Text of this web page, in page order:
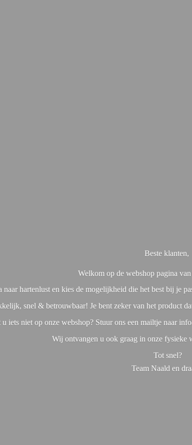
Beste klanten,
Welkom op de webshop pagina
naar hartenlust en kies de mogelijkheid die het best bij je
snel & betrouwbaar! Je bent zeker van het product
iets niet op onze webshop? Stuur ons een mailtje naar
Wij ontvangen u ook graag in onze fysieke
Tot snel?
Team Naald en